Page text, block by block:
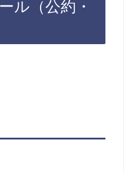
ル（公約・